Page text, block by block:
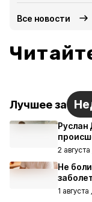
Все новости
Лучшее за
Руслан
2 августа
Не
1 августа